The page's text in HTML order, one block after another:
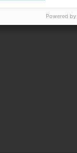
Powered by